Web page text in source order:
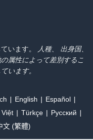
バッチに対して推論を実
ブが完了するとそれを破
ら
オブジ
ブの実行に使用するイン
する Amazon S3 内の場
います。
人種、 出身国、
属性によって差別するこ
います。
English
Español
Việt Türkçe
Ρусский
文 (繁體)